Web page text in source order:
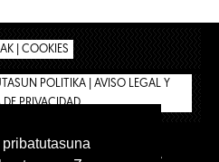
| COOKIES
POLITIKA | AVISO LEGAL Y
PRIVACIDAD
TIENDA